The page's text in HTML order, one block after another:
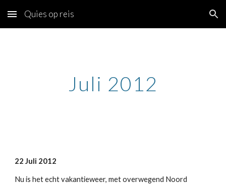
Skip to main content Skip to navigation
Quies op reis
Juli 2012
22 Juli 2012
Nu is het echt vakantieweer, met overwegend Noord